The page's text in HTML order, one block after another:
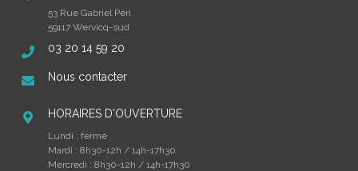
53 Rue Gabriel Péri
59117 Wervicq-sud
03 20 14 59 20
Nous contacter
HORAIRES D'OUVERTURE
Lundi : fermé
Mardi : 8h30-12h / 14h-17h30
Mercredi : 8h30-12h / 14h-17h30